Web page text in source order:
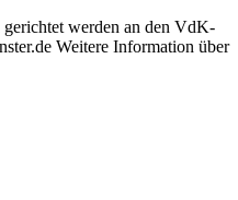
werden an den VdK-
Weitere Information über